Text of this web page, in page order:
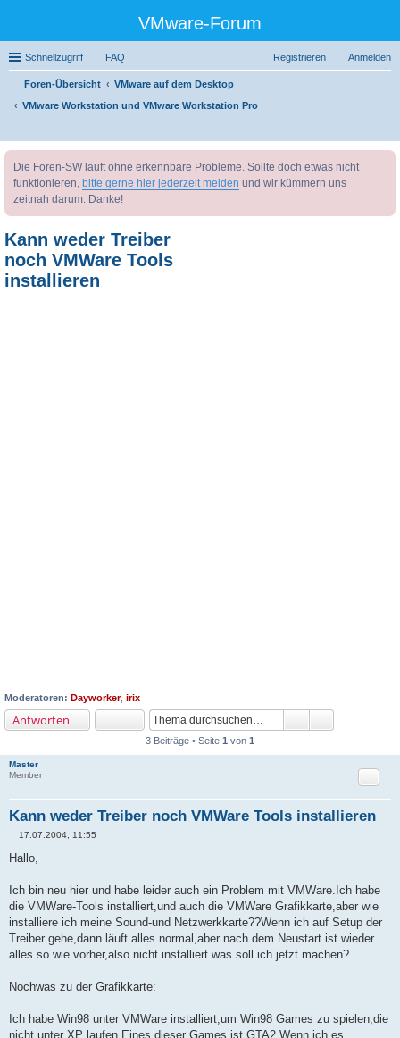
VMware-Forum
Schnellzugriff FAQ Anmelden
Registrieren
Foren-Übersicht
VMware auf dem Desktop
VMware Workstation und VMware Workstation Pro
uc
Die Foren-SW läuft ohne erkennbare Probleme. Sollte doch etwas nicht
funktionieren, bitte gerne hier jederzeit melden und wir kümmern uns
zeitnah darum. Danke!
Kann weder Treiber
noch VMWare Tools
installieren
Moderatoren: Dayworker, irix
Antworten
3 Beiträge • Seite 1 von 1
Master
Member
Kann weder Treiber noch VMWare Tools installieren
Zitat
e
i
r
a
g
17.07.2004, 11:55
Hallo,
Ich bin neu hier und habe leider auch ein Problem mit VMWare.Ich habe
die VMWare-Tools installiert,und auch die VMWare Grafikkarte,aber wie
installiere ich meine Sound-und Netzwerkkarte??Wenn ich auf Setup der
Treiber gehe,dann läuft alles normal,aber nach dem Neustart ist wieder
alles so wie vorher,also nicht installiert.was soll ich jetzt machen?
Nochwas zu der Grafikkarte:
Ich habe Win98 unter VMWare installiert,um Win98 Games zu spielen,die
nicht unter XP laufen.Eines dieser Games ist GTA2.Wenn ich es